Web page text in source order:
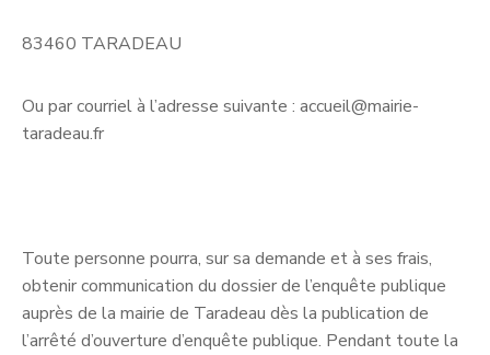
83460 TARADEAU
Ou par courriel à l’adresse suivante : accueil@mairie-
taradeau.fr
Toute personne pourra, sur sa demande et à ses frais,
obtenir communication du dossier de l’enquête publique
auprès de la mairie de Taradeau dès la publication de
l’arrêté d’ouverture d’enquête publique. Pendant toute la